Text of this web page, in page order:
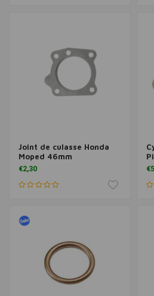
Joint de culasse Honda
Moped 46mm
€2,30